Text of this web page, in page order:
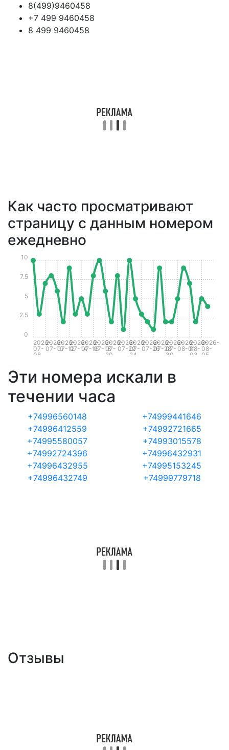
8(499)9460458
+7 499 9460458
8 499 9460458
Как часто просматривают
страницу с данным номером
ежедневно
2026-
07-
08
2026-
07-10
2026-
07-12
2026-
07-14
2026-
07-16
2026-
07-18
2026-
07-
20
2026-
07-22
2026-
07-
24
2026-
07-26
2026-
07-28
2026-
07-
30
2026-
08-01
2026-
08-
03
2026-
08-
05
0
2.5
5
7.5
10
Эти номера искали в
течении часа
+74996560148
+74999441646
+74996412559
+74992721665
+74995580057
+74993015578
+74992724396
+74996432931
+74996432955
+74995153245
+74996432749
+74999779718
Отзывы